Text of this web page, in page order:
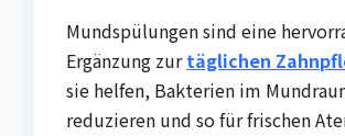
Mundspülungen sind eine
Ergänzung zurtäglichen
sie helfen, Bakterien im
reduzieren und so für frischen